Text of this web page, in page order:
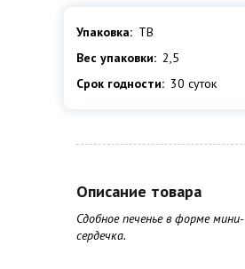
Упаковка: ТВ
Вес упаковки: 2,5
Срок годности: 30 суток
Описание товара
Сдобное печенье в форме мини-
сердечка.